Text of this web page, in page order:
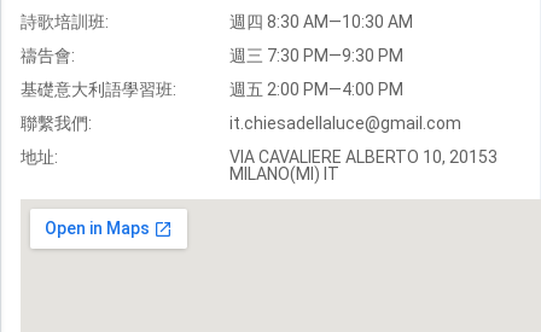
敬拜詩歌 圖庫
聖經金句
教會事工 志愿者招募
詩歌培訓班:
禱告會:
基礎意大利語學習班:
聯繫我們:
地址:
週四 8:30 AM—10:30 AM
週三 7:30 PM—9:30 PM
週五 2:00 PM—4:00 PM
it.chiesadellaluce@gmail.com
VIA CAVALIERE ALBERTO 10, 20153
MILANO(MI) IT